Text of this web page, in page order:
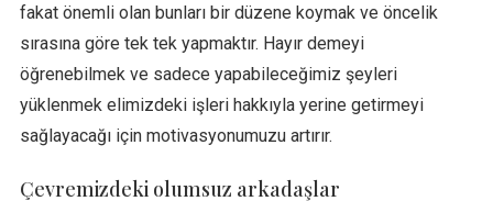
fakat önemli olan bunları bir düzene koymak ve öncelik
sırasına göre tek tek yapmaktır. Hayır demeyi
öğrenebilmek ve sadece yapabileceğimiz şeyleri
yüklenmek elimizdeki işleri hakkıyla yerine getirmeyi
sağlayacağı için motivasyonumuzu artırır.
Çevremizdeki olumsuz arkadaşlar